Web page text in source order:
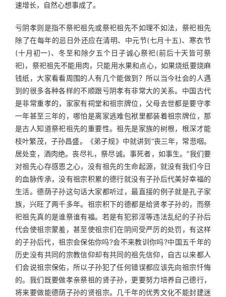
速增长，自然心想事成了。
亏阴孝则是指不祭祀祖先或祭祀祖先不如理不如法，祭祀祖先
除了在每年的忌日外还应在清明、中元节(七月十五)、寒衣节
(十月初一)、冬至和除夕五个日子诚心祭祀(前后十天皆可祭
祀)，祭祀祖先不能用肉，只能用水果和点心，如果烧纸要烧麻
钱纸，大家看看周围的人有几个能做到？所以当今社会的人遇
到的很多各种各样的不顺跟亏阴孝有非常大的关系。中国古代
是非常重孝的，家家有祠堂和祖宗牌位，父母去世都是要守孝
一年甚至三年的，哪怕是离家逃难包袱里都装着祖宗牌位，那
是古人知道祭祀祖先的重要性。祖先是家族的树根，根深才能
枝叶繁茂，子孙昌盛。《弟子规》中就讲到“丧三年，常悲咽。
居处变，酒肉绝。丧尽礼，祭尽诚。事死者，如事生。”我们要
对祖先心存感恩之心，没有祖先的生命起源，就没有我们今日
的血脉传承，没有祖宗积累的德行就没有子孙后代美好幸福的
生活。德荫子孙这句话大家都听过，最直接的例子就是孔子家
族，兴旺了两千多年。祖宗积下的德都是给贤孝子孙的，而祭
祀祖先真的是谁祭谁有福。若是有犯邪淫等违法乱纪的子孙后
代会使祖宗蒙羞，甚至使祖宗们在阴间受严厉的处罚，有这样
的子孙后代，祖宗会保佑你吗?会不来教训你吗?中国五千年的
历史没有共同的宗教信仰却有共同的祖先信仰，自古以来都人
们会说祖宗保佑，所以子孙犯了任何错误都应该先向祖宗忏悔
的。我们既要做孝亲祭祖的贤子孙，更要努力培养自己德行，
将来要做能德荫子孙的贤祖宗。几千年的优秀文化不能封建迷